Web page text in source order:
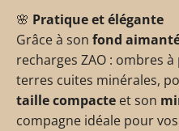
🌸 Pratique et élégante
Grâce à son fond
recharges ZAO : ombres
terres cuites minérales,
taille compacte et son
compagne idéale pour